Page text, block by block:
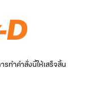
ทำคำสั่งนี้ให้เสร็จสิ้น